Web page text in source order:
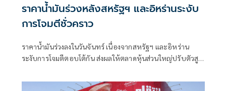
ราคาน้ำมันร่วงหลังสหรัฐฯ และอิหร่านระงับ
การโจมตีชั่วคราว
ราคาน้ำมันร่วงลงในวันจันทร์ เนื่องจากสหรัฐฯ และอิหร่าน
ระงับการโจมตีตอบโต้กัน ส่งผลให้ตลาดหุ้นส่วนใหญ่ปรับตัวสูง
และการตัดสินใจของธนาคารกลางต่างๆ